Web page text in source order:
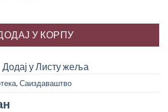
У КОРПУ
Додај у Листу жеља
, Саиздаваштво